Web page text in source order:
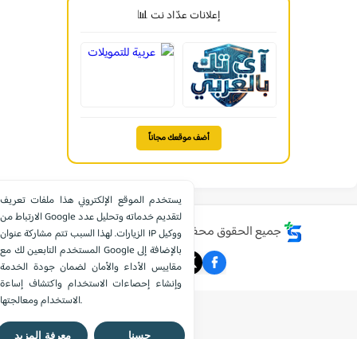
إعلانات عدّاد نت 📊
أضف موقعك مجاناً
جميع الحقوق محفوظة ©موقع الشامل التعليمي
يستخدم الموقع الإلكتروني هذا ملفات تعريف
الارتباط من Google لتقديم خدماته وتحليل عدد
الزيارات. لهذا السبب تتم مشاركة عنوان IP ووكيل
المستخدم التابعين لك مع Google بالإضافة إلى
مقاييس الأداء والأمان لضمان جودة الخدمة
وإنشاء إحصاءات الاستخدام واكتشاف إساءة
معرفة المزيد حسنا